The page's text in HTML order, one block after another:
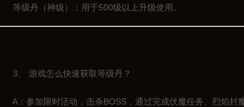
等级丹（神级）：用于500级以上升级使用。
3、 游戏怎么快速获取等级丹？
A：参加限时活动，击杀BOSS，通过完成伏魔任务、烈焰封